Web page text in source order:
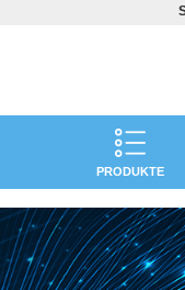
PRODUKTE